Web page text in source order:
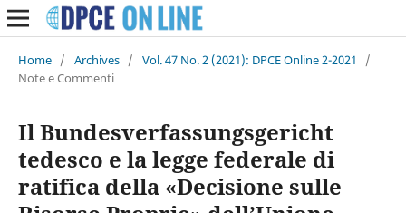
Home / Archives / Vol. 47 No. 2 (2021): DPCE Online 2-2021
/
Note e Commenti
Il Bundesverfassungsgericht
tedesco e la legge federale di
ratifica della «Decisione sulle